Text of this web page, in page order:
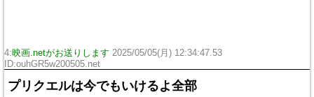
4:映画.netがお送りします 2025/05/05(月) 12:34:47.53
ID:ouhGR5w200505.net
プリクエルは今でもいけるよ全部